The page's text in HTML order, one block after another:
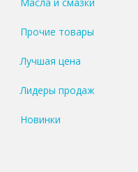
Масла и смазки
Прочие товары
Лучшая цена
Лидеры продаж
Новинки